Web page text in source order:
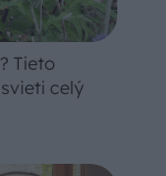
Tieto
celý